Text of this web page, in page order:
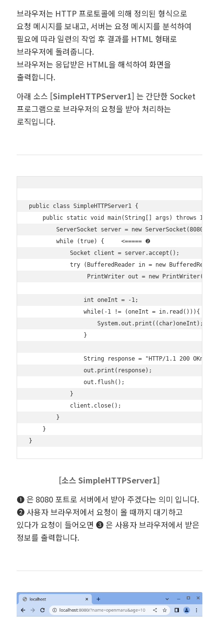
브라우저는 HTTP 프로토콜에 의해 정의된 형식으로
요청 메시지를 보내고, 서버는 요정 메시지를 분석하여
필요에 따라 일련의 작업 후 결과를 HTML 형태로
브라우저에 돌려줍니다.
브라우저는 응답받은 HTML을 해석하여 화면을
출력합니다.
아래 소스 [SimpleHTTPServer1] 는 간단한 Socket
프로그램으로 브라우저의 요청을 받아 처리하는
로직입니다.
public class SimpleHTTPServer1 {
public static void main(String[] args) throws
ServerSocket server = new ServerSocket(8080);
        while (true) {     <===== ❷
            Socket client = server.accept();
try (BufferedReader in = new
PrintWriter out = new
                int oneInt = -1;
                while(-1 != (oneInt = in.read())){
System.out.print((char)oneInt);
                }
String response = "HTTP/1.1 200
                out.print(response);
                out.flush();
            }
            client.close();
        }
    }
[소스SimpleHTTPServer1]
❶ 은 8080 포트로 서버에서 받아 주겠다는 의미 입니다.
❷ 사용자 브라우저에서 요청이 올 때까지 대기하고
있다가 요청이 들어오면 ❸ 은 사용자 브라우저에서 받은
정보를 출력합니다.